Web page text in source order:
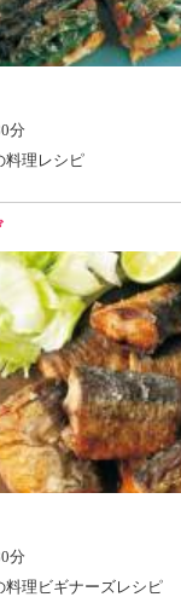
分
料理レシピ
分
料理ビギナーズレシピ